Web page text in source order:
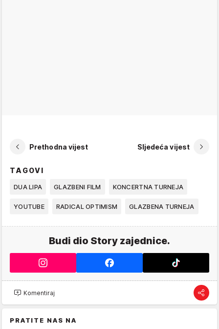
Prethodna vijest Sljedeća vijest
TAGOVI
DUA LIPA GLAZBENI FILM KONCERTNA TURNEJA
YOUTUBE RADICAL OPTIMISM GLAZBENA TURNEJA
Budi dio Story zajednice.
Komentiraj
PRATITE NAS NA